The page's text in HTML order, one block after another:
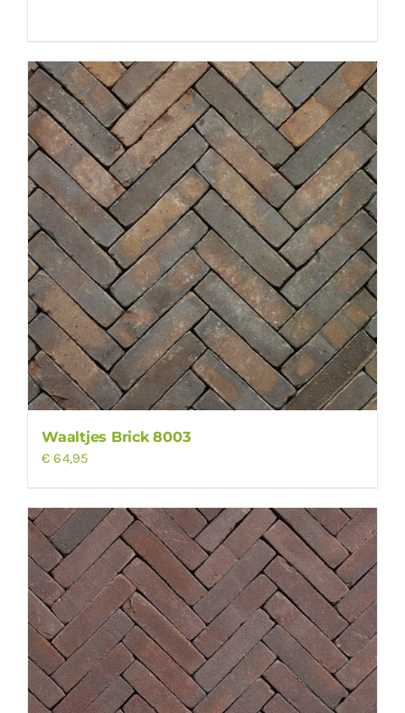
Waaltjes Brick 8003
€ 64,95